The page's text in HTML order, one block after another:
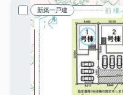
新築一戸建